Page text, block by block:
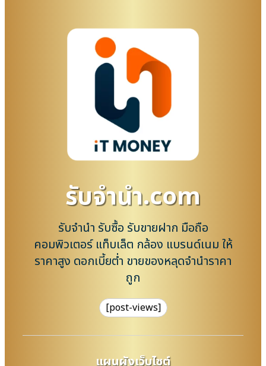
รับจํานํา.com
รับจำนำ รับซื้อ รับขายฝาก มือถือ
คอมพิวเตอร์ แท็บเล็ต กล้อง แบรนด์เนม ให้
ราคาสูง ดอกเบี้ยต่ำ ขายของหลุดจำนำราคา
ถูก
[post-views]
แผนผังเว็บไซต์